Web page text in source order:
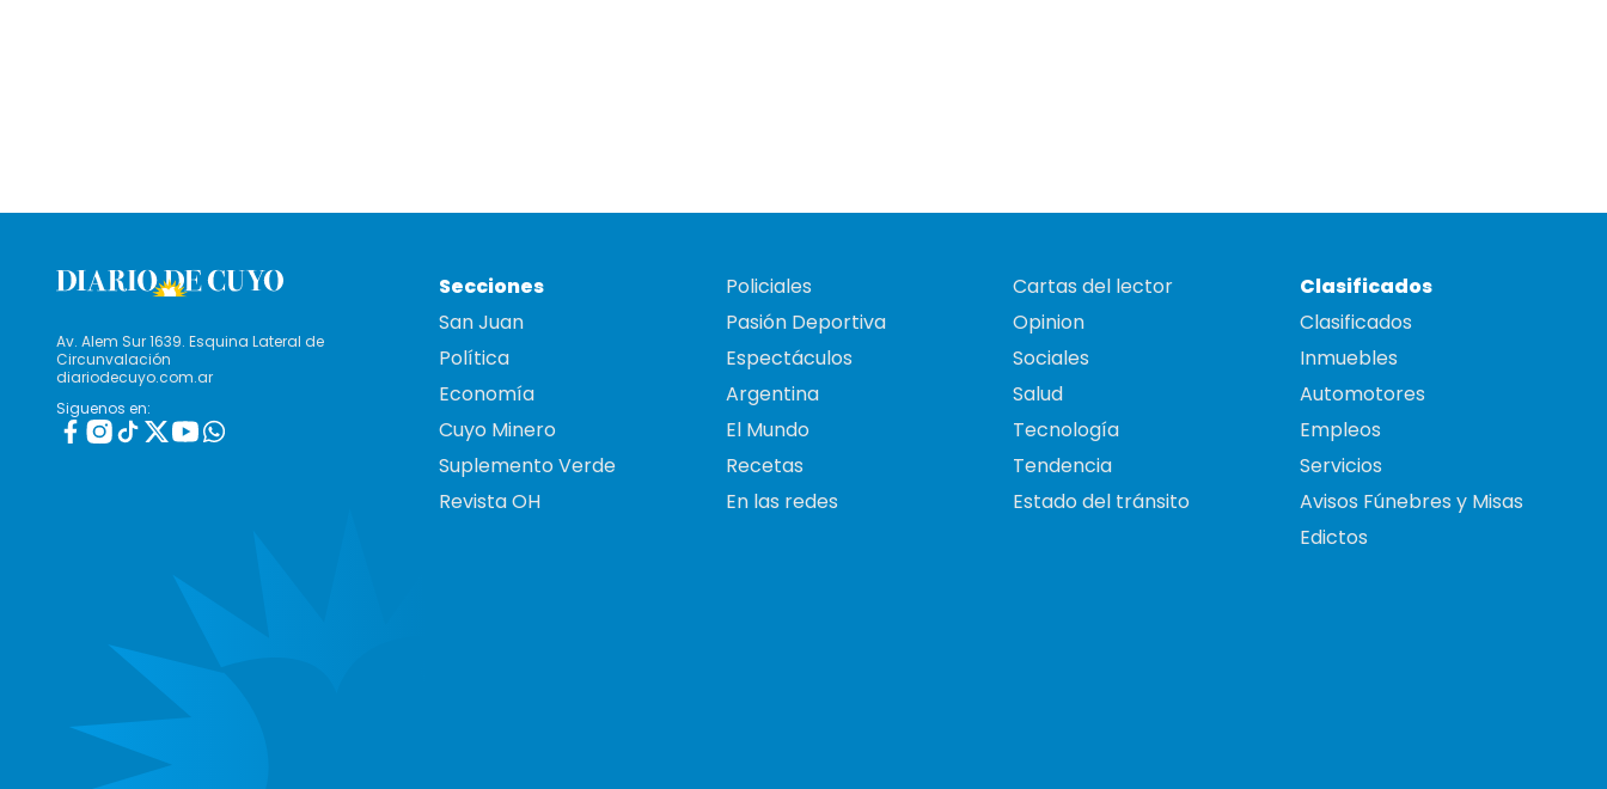
Av. Alem Sur 1639. Esquina Lateral de
Circunvalación
diariodecuyo.com.ar
Siguenos en:
Secciones
San Juan
Política
Economía
Cuyo Minero
Suplemento Verde
Revista OH
Policiales
Pasión Deportiva
Espectáculos
Argentina
El Mundo
Recetas
En las redes
Cartas del lector
Opinion
Sociales
Salud
Tecnología
Tendencia
Estado del tránsito
Clasificados
Clasificados
Inmuebles
Automotores
Empleos
Servicios
Avisos Fúnebres y Misas
Edictos